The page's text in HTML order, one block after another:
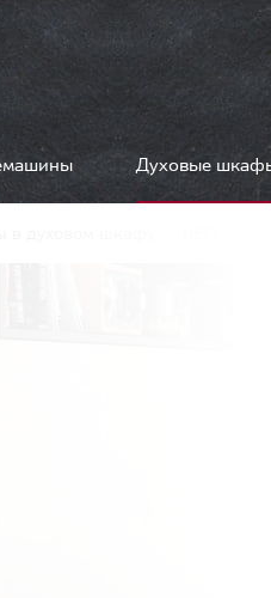
Духовые
духовом шкафу